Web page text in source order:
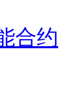
合约